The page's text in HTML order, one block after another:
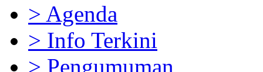
> Agenda
> Info Terkini
> Pengumuman